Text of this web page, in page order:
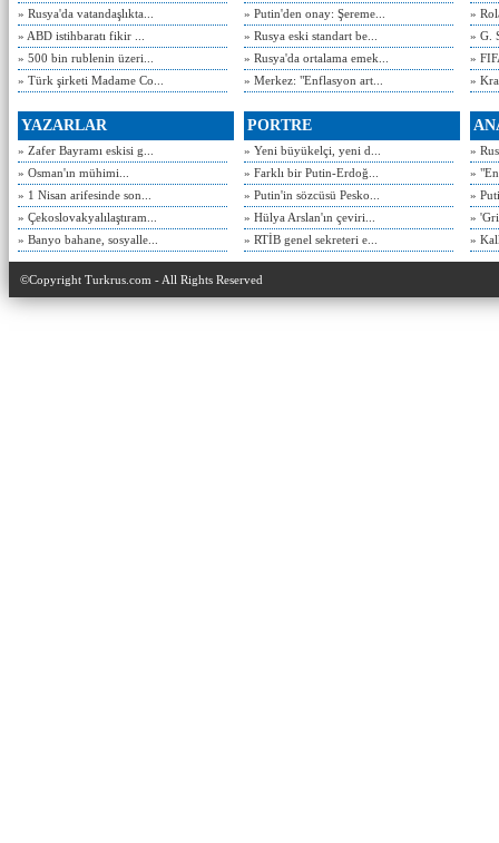
» Rusya'da vatandaşlıkta...
» ABD istihbaratı fikir ...
» 500 bin rublenin üzeri...
» Türk şirketi Madame Co...
» Putin'den onay: Şereme...
» Rusya eski standart be...
» Rusya'da ortalama emek...
» Merkez: "Enflasyon art...
»
» G.
»
»
YAZARLAR
» Zafer Bayramı eskisi g...
» Osman'ın mühimi...
» 1 Nisan arifesinde son...
» Çekoslovakyalılaştıram...
» Banyo bahane, sosyalle...
PORTRE
» Yeni büyükelçi, yeni d...
» Farklı bir Putin-Erdoğ...
» Putin'in sözcüsü Pesko...
» Hülya Arslan'ın çeviri...
» RTİB genel sekreteri e...
»
»
»
»
»
©Copyright Turkrus.com - All Rights Reserved